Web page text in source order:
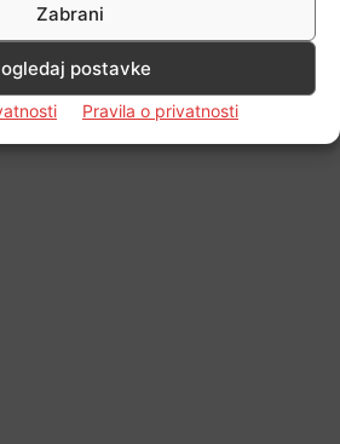
Zabrani
postavke
Pravila o privatnosti